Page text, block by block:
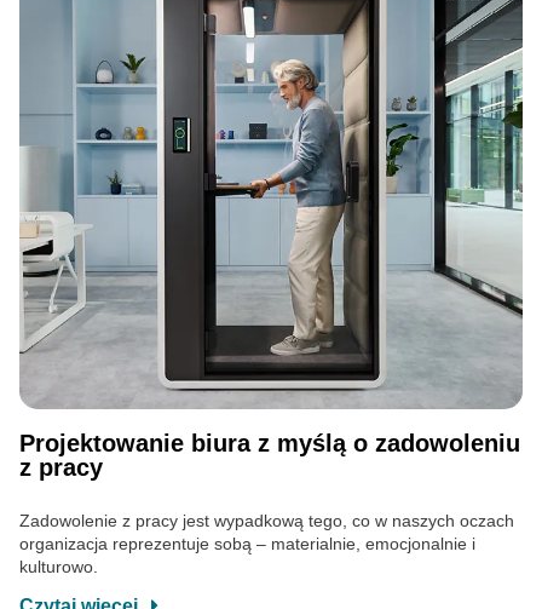
Projektowanie biura z myślą o zadowoleniu
z pracy
Zadowolenie z pracy jest wypadkową tego, co w naszych oczach
organizacja reprezentuje sobą – materialnie, emocjonalnie i
kulturowo.